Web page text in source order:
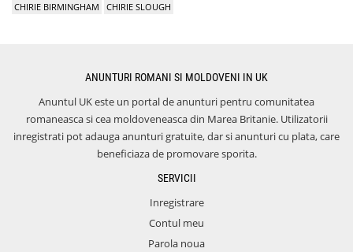
CHIRIE BIRMINGHAM
CHIRIE SLOUGH
ANUNTURI ROMANI SI MOLDOVENI IN UK
Anuntul UK este un portal de anunturi pentru comunitatea
romaneasca si cea moldoveneasca din Marea Britanie. Utilizatorii
inregistrati pot adauga anunturi gratuite, dar si anunturi cu plata, care
beneficiaza de promovare sporita.
SERVICII
Inregistrare
Contul meu
Parola noua